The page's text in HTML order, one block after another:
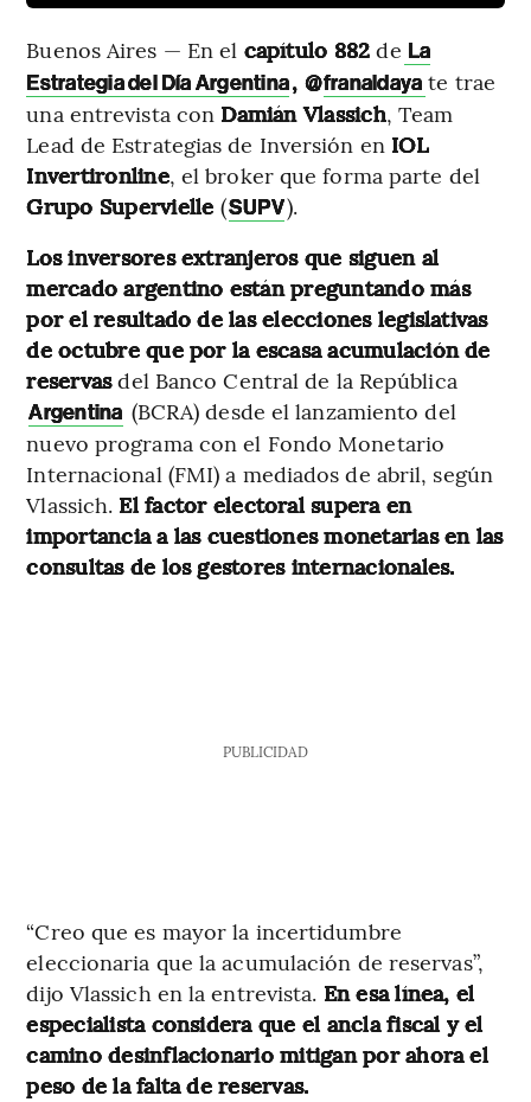
Buenos Aires — En el capítulo 882 de La
Estrategia del Día Argentina, @franaldaya te trae
una entrevista con Damián Vlassich, Team
Lead de Estrategias de Inversión enIOL
Invertironline, el broker que forma parte del
Grupo Supervielle (SUPV).
Los inversores extranjeros que siguen al
mercado argentino están preguntando más
por el resultado de las elecciones legislativas
de octubre que por la escasa acumulación de
reservasdel Banco Central de la República
Argentina (BCRA) desde el lanzamiento del
nuevo programa con el Fondo Monetario
Internacional (FMI) a mediados de abril, según
Vlassich. El factor electoral supera en
importancia a las cuestiones monetarias en las
consultas de los gestores internacionales.
PUBLICIDAD
“Creo que es mayor la incertidumbre
eleccionaria que la acumulación de reservas”,
dijo Vlassich en la entrevista. En esa línea, el
especialista considera que el ancla fiscal y el
camino desinflacionario mitigan por ahora el
peso de la falta de reservas.